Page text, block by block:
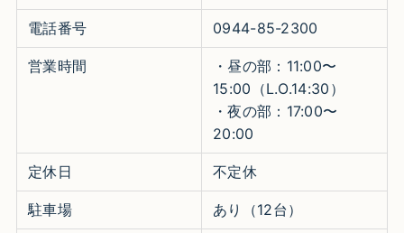
電話番号 0944-85-2300
営業時間
・昼の部：11:00〜
15:00（L.O.14:30）
・夜の部：17:00〜
20:00
定休日 不定休
駐車場 あり（12台）